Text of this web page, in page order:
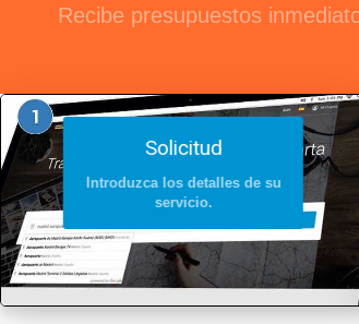
Recibe presupuestos
Solicitud
Introduzca los detalles de su
servicio.